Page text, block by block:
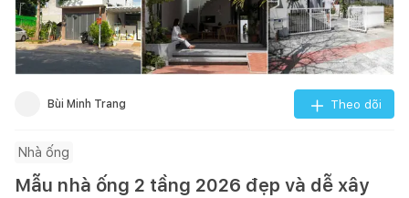
Bùi Minh Trang Theo dõi
Nhà ống
Mẫu nhà ống 2 tầng 2026 đẹp và dễ xây